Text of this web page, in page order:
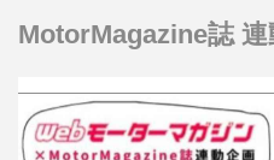
MotorMagazine誌